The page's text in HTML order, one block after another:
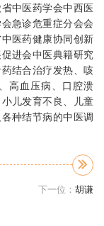
中医药学会中西医
急诊危重症分会会
医药健康协同创新
进会中医典籍研究
结合治疗发热、咳
高血压病、口腔溃
儿发育不良、儿童
种结节病的中医调
下一位： 胡谦